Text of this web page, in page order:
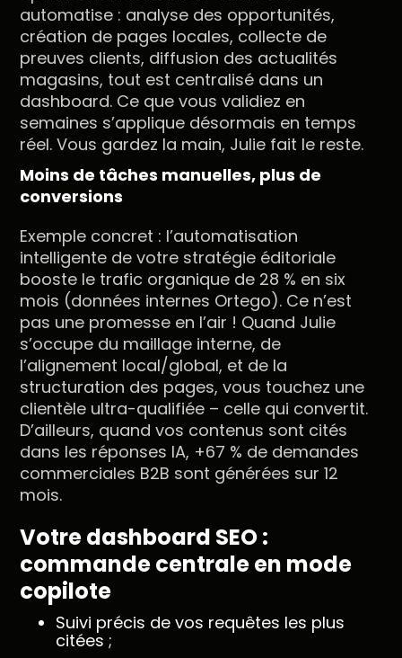
automatise : analyse des opportunités,
création de pages locales, collecte de
preuves clients, diffusion des actualités
magasins, tout est centralisé dans un
dashboard. Ce que vous validiez en
semaines s’applique désormais en temps
réel. Vous gardez la main, Julie fait le reste.
Moins de tâches manuelles, plus de
conversions
Exemple concret : l’automatisation
intelligente de votre stratégie éditoriale
booste le trafic organique de 28 % en six
mois (données internes Ortego). Ce n’est
pas une promesse en l’air ! Quand Julie
s’occupe du maillage interne, de
l’alignement local/global, et de la
structuration des pages, vous touchez une
clientèle ultra-qualifiée – celle qui convertit.
D’ailleurs, quand vos contenus sont cités
dans les réponses IA, +67 % de demandes
commerciales B2B sont générées sur 12
mois.
Votre dashboard SEO :
commande centrale en mode
copilote
Suivi précis de vos requêtes les plus
citées ;